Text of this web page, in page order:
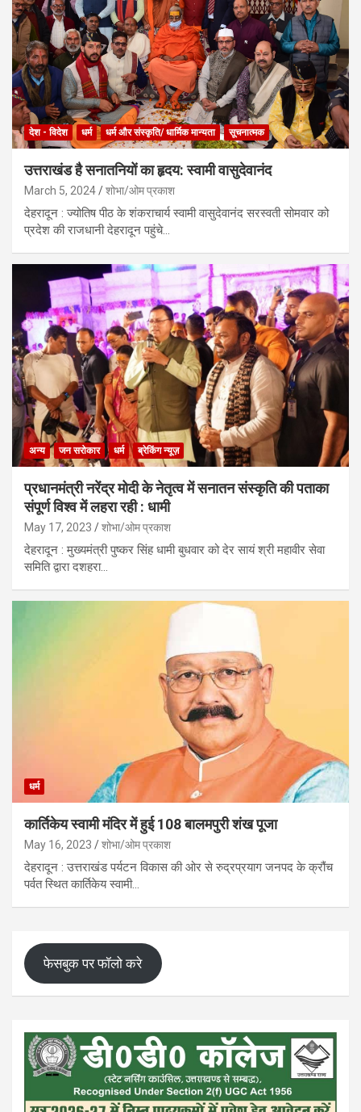
देश - विदेश धर्म धर्म और संस्कृति/ धार्मिक मान्यता सूचनात्मक
उत्तराखंड है सनातनियों का हृदय: स्वामी वासुदेवानंद
March 5, 2024 शोभा/ओम प्रकाश
देहरादून : ज्योतिष पीठ के शंकराचार्य स्वामी वासुदेवानंद सरस्वती सोमवार को
प्रदेश की राजधानी देहरादून पहुंचे…
अन्य जन सरोकार धर्म ब्रेकिंग न्यूज़
प्रधानमंत्री नरेंद्र मोदी के नेतृत्व में सनातन संस्कृति की पताका
संपूर्ण विश्व में लहरा रही : धामी
May 17, 2023 शोभा/ओम प्रकाश
देहरादून : मुख्यमंत्री पुष्कर सिंह धामी बुधवार को देर सायं श्री महावीर सेवा
समिति द्वारा दशहरा…
धर्म
कार्तिकेय स्वामी मंदिर में हुई 108 बालमपुरी शंख पूजा
May 16, 2023 शोभा/ओम प्रकाश
देहरादून : उत्तराखंड पर्यटन विकास की ओर से रुद्रप्रयाग जनपद के क्रौंच
पर्वत स्थित कार्तिकेय स्वामी…
फेसबुक पर फॉलो करे